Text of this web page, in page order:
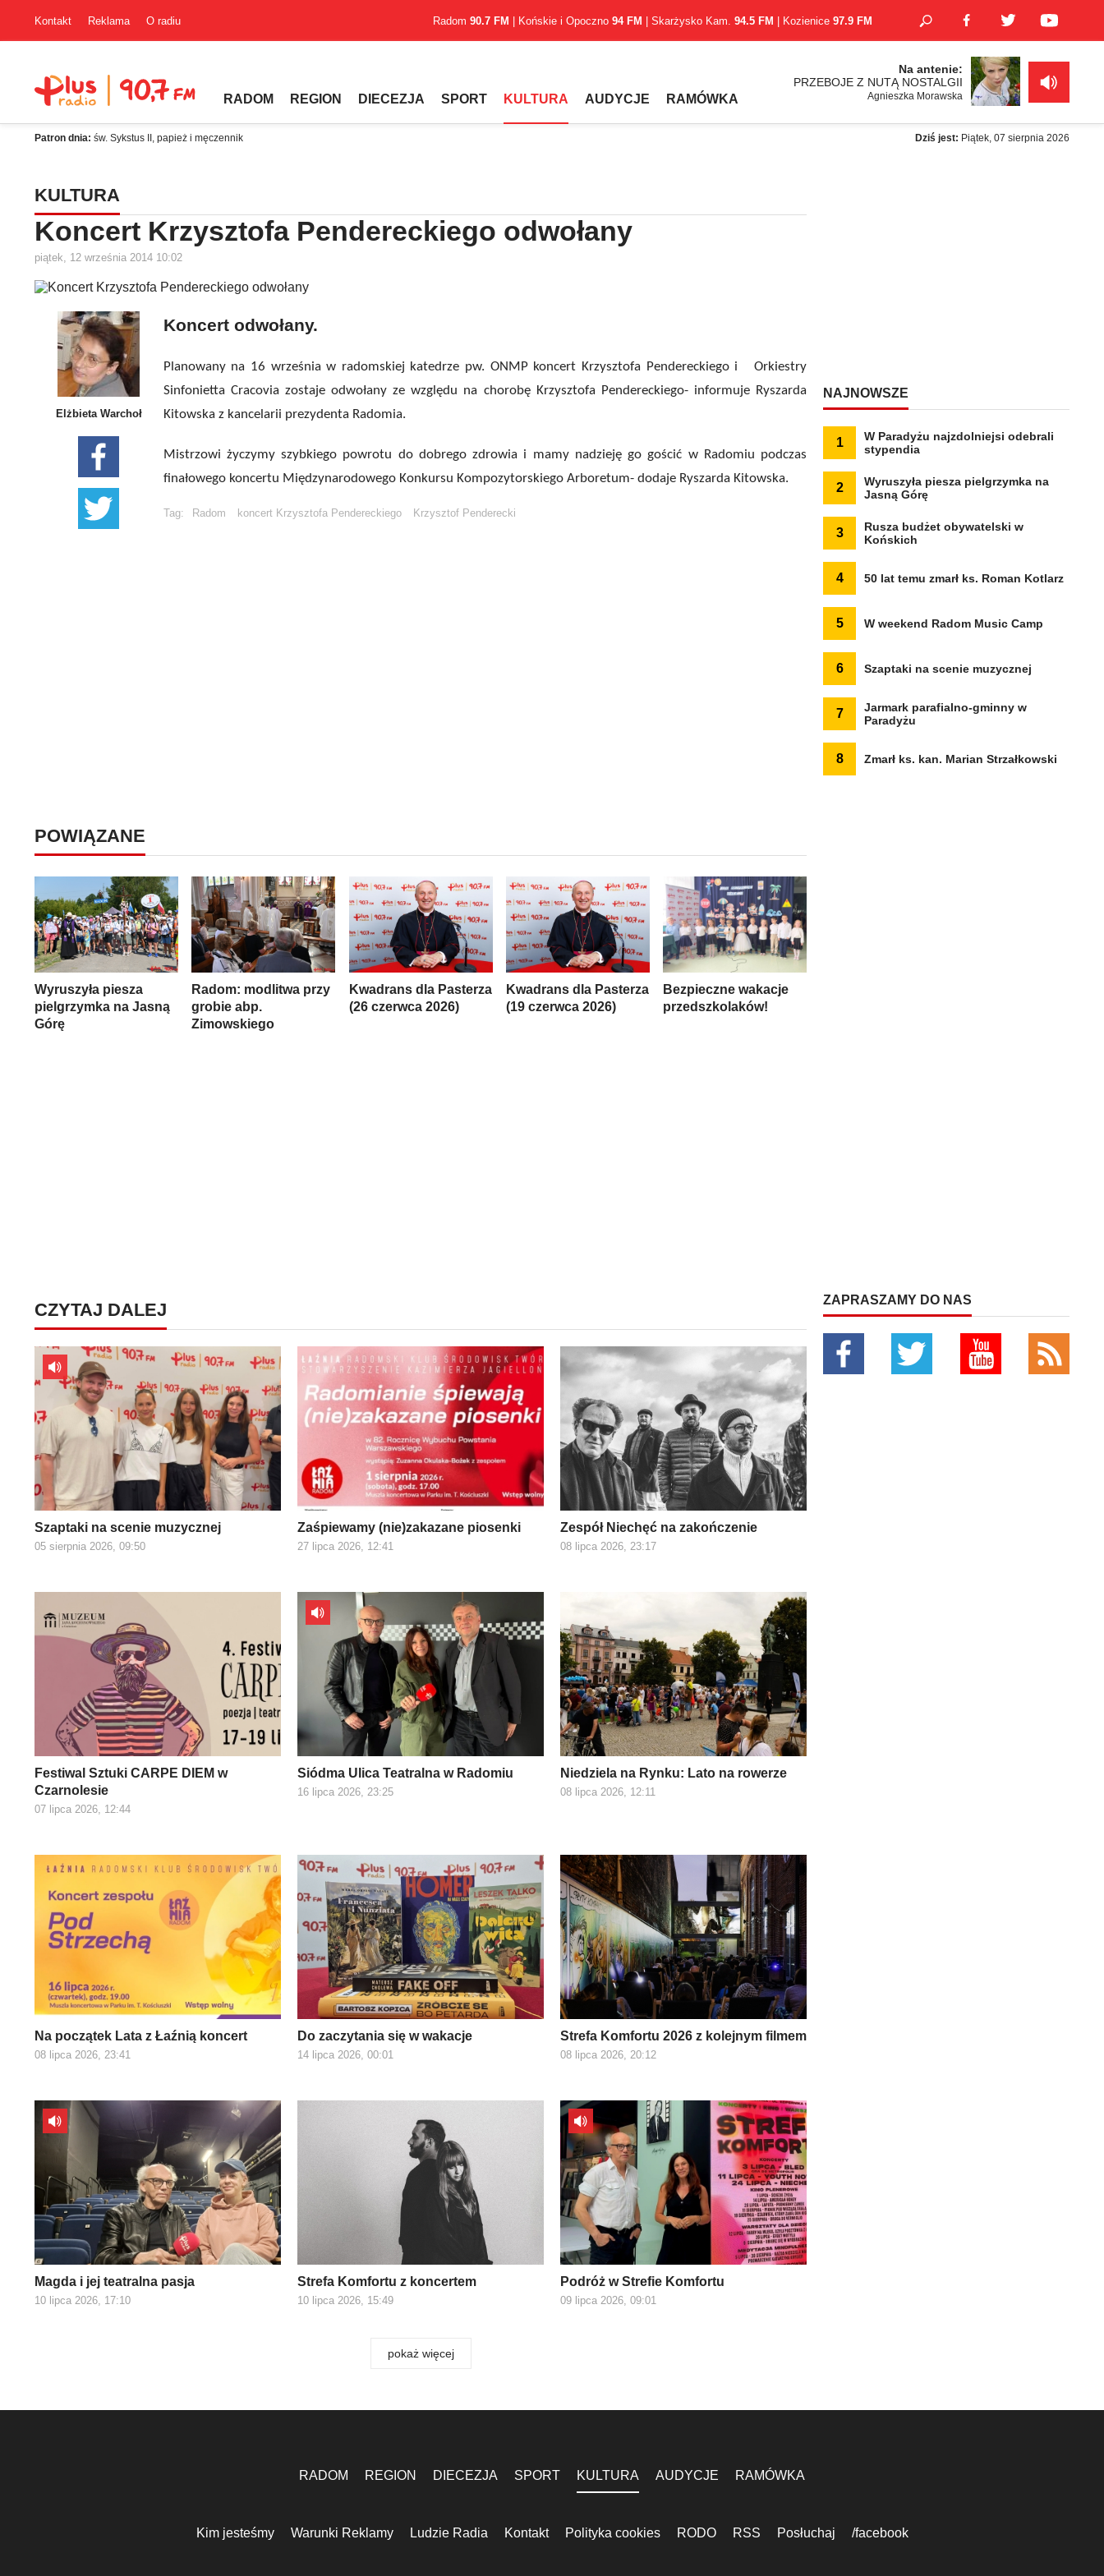
Kontakt Reklama O radiu Radom 90.7 FM | Końskie i Opoczno 94 FM | Skarżysko Kam. 94.5 FM | Kozienice 97.9 FM
RADOM REGION DIECEZJA SPORT KULTURA AUDYCJE RAMÓWKA
Na antenie:
PRZEBOJE Z NUTĄ NOSTALGII
Agnieszka Morawska
Patron dnia: św. Sykstus II, papież i męczennik Dziś jest: Piątek, 07 sierpnia 2026
KULTURA
Koncert Krzysztofa Pendereckiego odwołany
piątek, 12 września 2014 10:02
Elżbieta Warchoł
Koncert odwołany.
Planowany na 16 września w radomskiej katedrze pw. ONMP koncert Krzysztofa Pendereckiego i Orkiestry
Sinfonietta Cracovia zostaje odwołany ze względu na chorobę Krzysztofa Pendereckiego- informuje Ryszarda
Kitowska z kancelarii prezydenta Radomia.
Mistrzowi życzymy szybkiego powrotu do dobrego zdrowia i mamy nadzieję go gościć w Radomiu podczas
finałowego koncertu Międzynarodowego Konkursu Kompozytorskiego Arboretum- dodaje Ryszarda Kitowska.
Tag: Radom koncert Krzysztofa Pendereckiego Krzysztof Penderecki
POWIĄZANE
Wyruszyła piesza
pielgrzymka na Jasną
Górę
Radom: modlitwa przy
grobie abp.
Zimowskiego
Kwadrans dla Pasterza
(26 czerwca 2026)
Kwadrans dla Pasterza
(19 czerwca 2026)
Bezpieczne wakacje
przedszkolaków!
CZYTAJ DALEJ
Szaptaki na scenie muzycznej
05 sierpnia 2026, 09:50
Zaśpiewamy (nie)zakazane piosenki
27 lipca 2026, 12:41
Zespół Niechęć na zakończenie
08 lipca 2026, 23:17
Festiwal Sztuki CARPE DIEM w
Czarnolesie
07 lipca 2026, 12:44
Siódma Ulica Teatralna w Radomiu
16 lipca 2026, 23:25
Niedziela na Rynku: Lato na rowerze
08 lipca 2026, 12:11
Na początek Lata z Łaźnią koncert
08 lipca 2026, 23:41
Do zaczytania się w wakacje
14 lipca 2026, 00:01
Strefa Komfortu 2026 z kolejnym filmem
08 lipca 2026, 20:12
Magda i jej teatralna pasja
10 lipca 2026, 17:10
Strefa Komfortu z koncertem
10 lipca 2026, 15:49
Podróż w Strefie Komfortu
09 lipca 2026, 09:01
pokaż więcej
NAJNOWSZE
1
W Paradyżu najzdolniejsi odebrali
stypendia
2
Wyruszyła piesza pielgrzymka na
Jasną Górę
3
Rusza budżet obywatelski w
Końskich
4 50 lat temu zmarł ks. Roman Kotlarz
5 W weekend Radom Music Camp
6 Szaptaki na scenie muzycznej
7
Jarmark parafialno-gminny w
Paradyżu
8 Zmarł ks. kan. Marian Strzałkowski
ZAPRASZAMY DO NAS
RADOM REGION DIECEZJA SPORT KULTURA AUDYCJE RAMÓWKA
Kim jesteśmy Warunki Reklamy Ludzie Radia Kontakt Polityka cookies RODO RSS Posłuchaj /facebook